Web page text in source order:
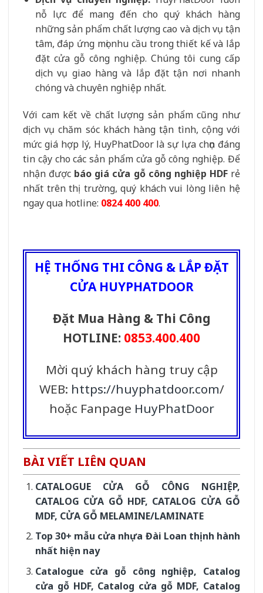
nỗ lực để mang đến cho quý khách hàng
những sản phẩm chất lượng cao và dịch vụ tận
tâm, đáp ứng mọi nhu cầu trong thiết kế và lắp
đặt cửa gỗ công nghiệp. Chúng tôi cung cấp
dịch vụ giao hàng và lắp đặt tận nơi nhanh
chóng và chuyên nghiệp nhất.
Với cam kết về chất lượng sản phẩm cũng như
dịch vụ chăm sóc khách hàng tận tình, cộng với
mức giá hợp lý, HuyPhatDoor là sự lựa chọn đáng
tin cậy cho các sản phẩm cửa gỗ công nghiệp. Để
nhận được báo giá cửa gỗ công nghiệp HDFrẻ
nhất trên thị trường, quý khách vui lòng liên hệ
ngay qua hotline: 0824 400 400.
HỆ THỐNG THI CÔNG & LẮP ĐẶT
CỬA HUYPHATDOOR
Đặt Mua Hàng & Thi Công
HOTLINE: 0853.400.400
Mời quý khách hàng truy cập
WEB: https://huyphatdoor.com/
hoặc Fanpage HuyPhatDoor
BÀI VIẾT LIÊN QUAN
CATALOGUE CỬA GỖ CÔNG NGHIỆP,
CATALOG CỬA GỖ HDF, CATALOG CỬA GỖ
MDF, CỬA GỖ MELAMINE/LAMINATE
Top 30+ mẫu cửa nhựa Đài Loan thịnh hành
nhất hiện nay
Catalogue cửa gỗ công nghiệp, Catalog
cửa gỗ HDF, Catalog cửa gỗ MDF, Catalog